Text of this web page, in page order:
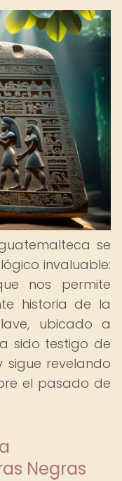
se
invaluable:
nos permite
historia de la
ubicado a
sido testigo de
sigue revelando
el pasado de
Negras